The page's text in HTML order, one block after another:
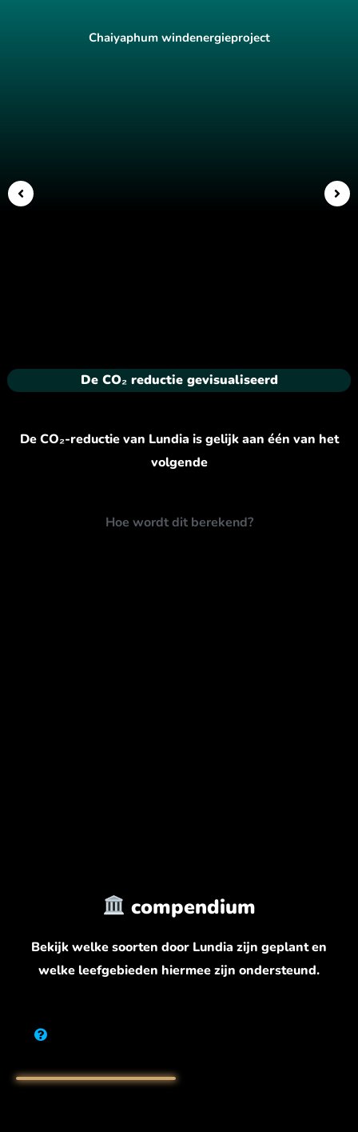
Chaiyaphum windenergieproject
De CO₂ reductie gevisualiseerd
De CO₂-reductie van Lundia is gelijk aan één van het
volgende
Hoe wordt dit berekend?
compendium
Bekijk welke soorten door Lundia zijn geplant en
welke leefgebieden hiermee zijn ondersteund.